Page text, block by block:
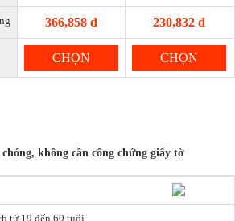
366,858 đ 230,832 đ
CHỌN CHỌN
không cần công chứng giấy tờ
từ 19 đến 60 tuổi